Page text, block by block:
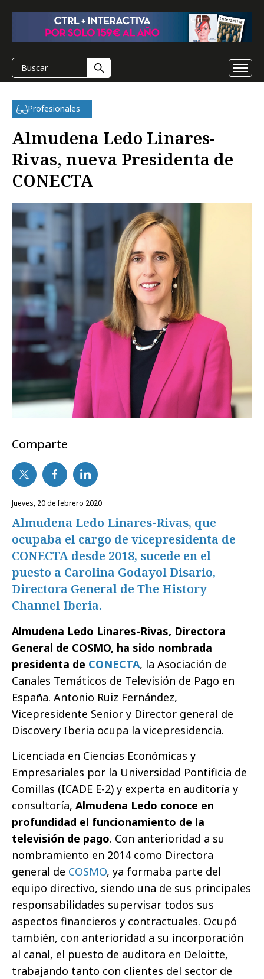
Profesionales
Almudena Ledo Linares-
Rivas, nueva Presidenta de
CONECTA
Comparte
jueves, 20 de febrero 2020
Almudena Ledo Linares-Rivas, que
ocupaba el cargo de vicepresidenta de
CONECTA desde 2018, sucede en el
puesto a Carolina Godayol Disario,
Directora General de The History
Channel Iberia.
Almudena Ledo Linares-Rivas, Directora
General de COSMO, ha sido nombrada
presidenta de CONECTA, la Asociación de
Canales Temáticos de Televisión de Pago en
España. Antonio Ruiz Fernández,
Vicepresidente Senior y Director general de
Discovery Iberia ocupa la vicepresidencia.
Licenciada en Ciencias Económicas y
Empresariales por la Universidad Pontificia de
Comillas (ICADE E-2) y experta en auditoría y
consultoría, Almudena Ledo conoce en
profundidad el funcionamiento de la
televisión de pago. Con anterioridad a su
nombramiento en 2014 como Directora
general de COSMO, ya formaba parte del
equipo directivo, siendo una de sus principales
responsabilidades supervisar todos sus
aspectos financieros y contractuales. Ocupó
también, con anterioridad a su incorporación
al canal, el puesto de auditora en Deloitte,
trabajando tanto con clientes del sector de